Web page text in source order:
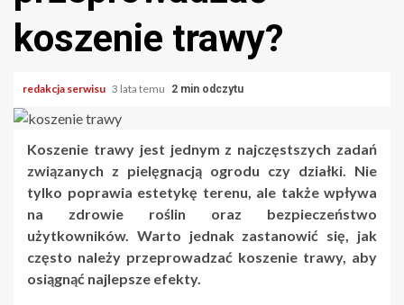
koszenie trawy?
redakcja serwisu 3 lata temu 2 min odczytu
Koszenie trawy jest jednym z najczęstszych zadań
związanych z pielęgnacją ogrodu czy działki. Nie
tylko poprawia estetykę terenu, ale także wpływa
na zdrowie roślin oraz bezpieczeństwo
użytkowników. Warto jednak zastanowić się, jak
często należy przeprowadzać koszenie trawy, aby
osiągnąć najlepsze efekty.